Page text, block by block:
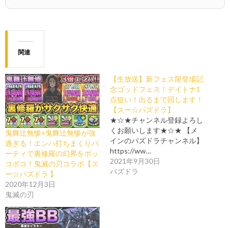
関連
鬼舞辻無惨×鬼舞辻無惨が強
過ぎる！エンハ打ちまくりパ
ーティで裏修羅の幻界をボッ
コボコ！鬼滅の刃コラボ【ス
ー☆パズドラ 】
2020年12月3日
鬼滅の刃
【生放送】新フェス限登場記
念ゴッドフェス！デイトナ1
点狙い！出るまで回します！
【スー☆パズドラ】
★☆★チャンネル登録よろし
くお願いします★☆★ 【メ
インのパズドラチャンネル】
https://ww…
2021年9月30日
パズドラ